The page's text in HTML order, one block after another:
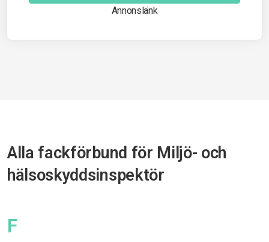
Annonslänk
Alla fackförbund för Miljö- och
hälsoskyddsinspektör
F